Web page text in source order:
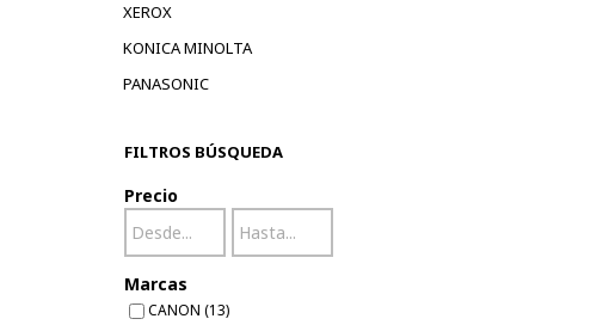
XEROX
KONICA MINOLTA
PANASONIC
FILTROS BÚSQUEDA
Precio
Marcas
CANON (13)